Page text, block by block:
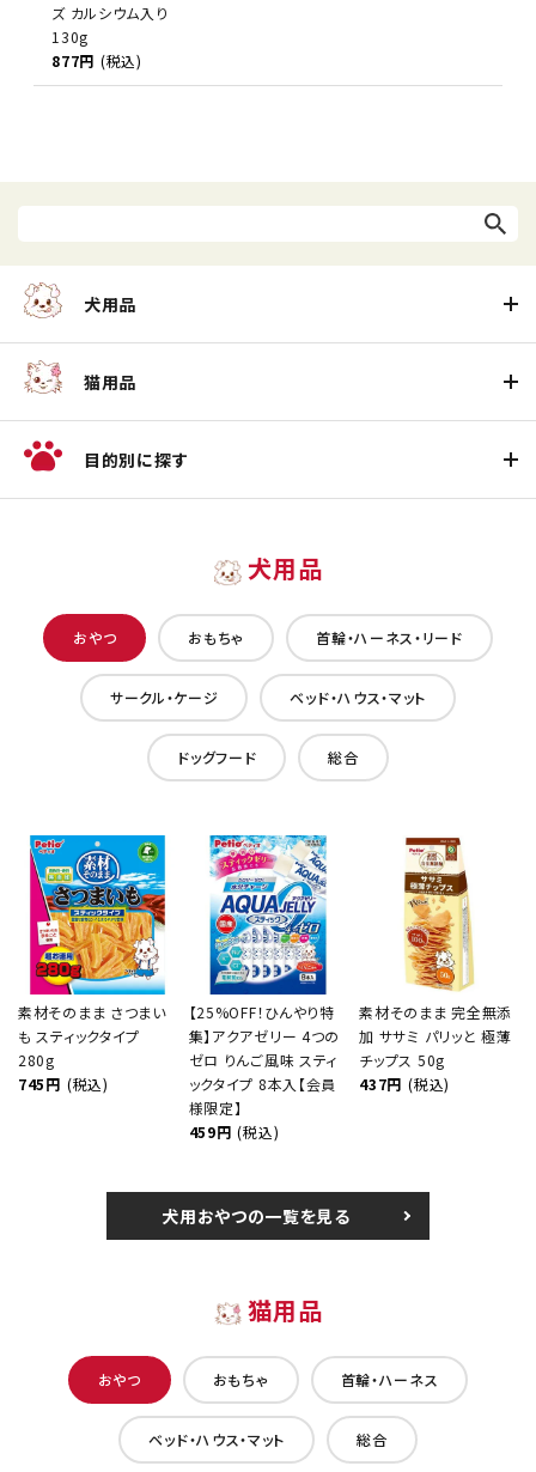
ズ カルシウム入り
130g
877円 (税込)
犬用品
猫用品
目的別に探す
犬用品
おやつ おもちゃ 首輪・ハーネス・リード
サークル・ケージ ベッド・ハウス・マット
ドッグフード 総合
素材そのまま さつまい
も スティックタイプ
280g
745円 (税込)
【25%OFF！ひんやり特
集】アクアゼリー 4つの
ゼロ りんご風味 スティ
ックタイプ 8本入【会員
様限定】
459円 (税込)
素材そのまま 完全無添
加 ササミ パリッと 極薄
チップス 50g
437円 (税込)
犬用おやつの一覧を見る
猫用品
おやつ おもちゃ 首輪・ハーネス
ベッド・ハウス・マット 総合